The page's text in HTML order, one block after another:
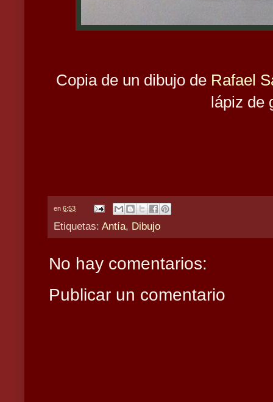
Copia de un dibujo de Rafael
lápiz de
en 6:53
Etiquetas: Antía, Dibujo
No hay comentarios:
Publicar un comentario